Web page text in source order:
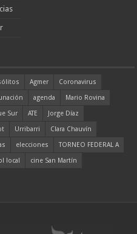
Agmer
Coronavirus
agenda
Mario Rovina
Sur ATE
Jorge Díaz
Urribarri
Clara Chauvín
elecciones
TORNEO FEDERAL A
local cine San Martín